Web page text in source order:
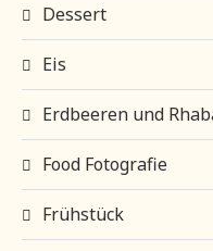
Dessert
Eis
Erdbeeren und
Food Fotografie
Frühstück